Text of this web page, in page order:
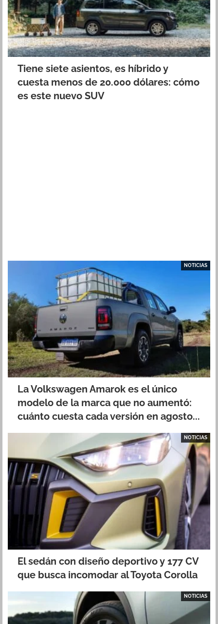
Tiene siete asientos, es híbrido y
cuesta menos de 20.000 dólares: cómo
es este nuevo SUV
NOTICIAS
La Volkswagen Amarok es el único
modelo de la marca que no aumentó:
cuánto cuesta cada versión en agosto...
NOTICIAS
El sedán con diseño deportivo y 177 CV
que busca incomodar al Toyota Corolla
NOTICIAS